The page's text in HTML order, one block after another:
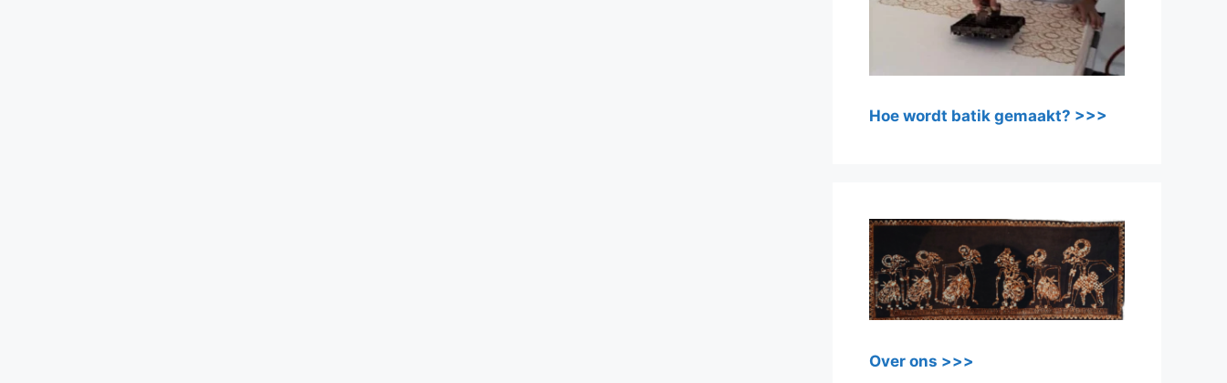
Hoe wordt batik gemaakt? >>>
Over ons >>>